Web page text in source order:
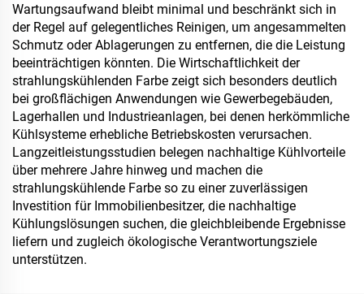
Wartungsaufwand bleibt minimal und beschränkt sich in
der Regel auf gelegentliches Reinigen, um angesammelten
Schmutz oder Ablagerungen zu entfernen, die die Leistung
beeinträchtigen könnten. Die Wirtschaftlichkeit der
strahlungskühlenden Farbe zeigt sich besonders deutlich
bei großflächigen Anwendungen wie Gewerbegebäuden,
Lagerhallen und Industrieanlagen, bei denen herkömmliche
Kühlsysteme erhebliche Betriebskosten verursachen.
Langzeitleistungsstudien belegen nachhaltige Kühlvorteile
über mehrere Jahre hinweg und machen die
strahlungskühlende Farbe so zu einer zuverlässigen
Investition für Immobilienbesitzer, die nachhaltige
Kühlungslösungen suchen, die gleichbleibende Ergebnisse
liefern und zugleich ökologische Verantwortungsziele
unterstützen.